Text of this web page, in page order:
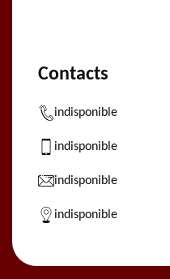
Contacts
indisponible
indisponible
indisponible
indisponible